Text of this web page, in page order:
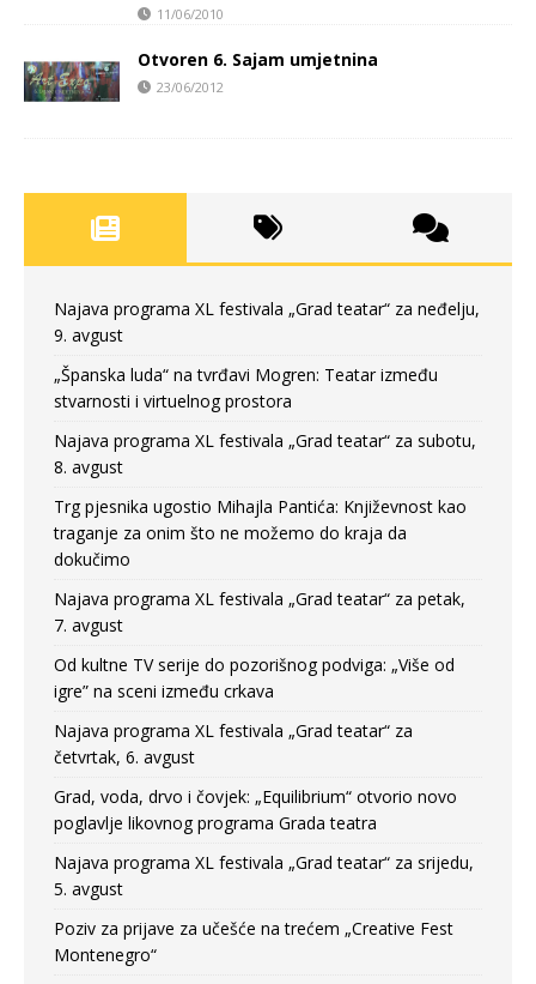
11/06/2010
Otvoren 6. Sajam umjetnina
23/06/2012
Najava programa XL festivala „Grad teatar“ za neđelju,
9. avgust
„Španska luda“ na tvrđavi Mogren: Teatar između
stvarnosti i virtuelnog prostora
Najava programa XL festivala „Grad teatar“ za subotu,
8. avgust
Trg pjesnika ugostio Mihajla Pantića: Književnost kao
traganje za onim što ne možemo do kraja da
dokučimo
Najava programa XL festivala „Grad teatar“ za petak,
7. avgust
Od kultne TV serije do pozorišnog podviga: „Više od
igre” na sceni između crkava
Najava programa XL festivala „Grad teatar“ za
četvrtak, 6. avgust
Grad, voda, drvo i čovjek: „Equilibrium“ otvorio novo
poglavlje likovnog programa Grada teatra
Najava programa XL festivala „Grad teatar“ za srijedu,
5. avgust
Poziv za prijave za učešće na trećem „Creative Fest
Montenegro“